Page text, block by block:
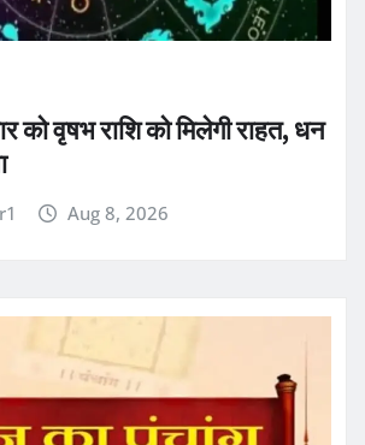
को वृषभ राशि को मिलेगी राहत, धन
Aug 8, 2026